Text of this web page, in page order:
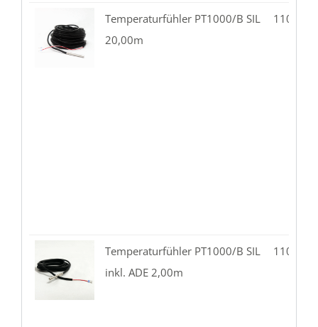
Temperaturfühler PT1000/B SIL
20,00m
110.07-
Temperaturfühler PT1000/B SIL
inkl. ADE 2,00m
110.01-